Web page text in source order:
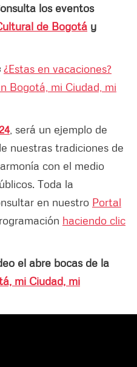
los eventos
de Bogotá y
¿Estas en vacaciones?
Bogotá, mi Ciudad, mi
, será un ejemplo de
nuestras tradiciones de
con el medio
Toda la
en nuestro Portal
haciendo clic
el abre bocas de la
mi Ciudad, mi